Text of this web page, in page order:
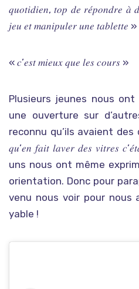
𝑞𝑢𝑜𝑡𝑖𝑑𝑖𝑒𝑛, 𝑡𝑜𝑝 𝑑𝑒 𝑟𝑒́𝑝𝑜𝑛𝑑𝑟𝑒 𝑎̀
𝑗𝑒𝑢 𝑒𝑡 𝑚𝑎𝑛𝑖𝑝𝑢𝑙𝑒𝑟 𝑢𝑛𝑒 𝑡𝑎𝑏𝑙𝑒𝑡𝑡𝑒 »
« 𝑐’𝑒𝑠𝑡 𝑚𝑖𝑒𝑢𝑥 𝑞𝑢𝑒 𝑙𝑒𝑠 𝑐𝑜𝑢𝑟𝑠 »
Plusieurs jeunes nous
une ouverture sur
reconnu qu’ils avaient des
𝑞𝑢’𝑒𝑛 𝑓𝑎𝑖𝑡 𝑙𝑎𝑣𝑒𝑟 𝑑𝑒𝑠 𝑣𝑖𝑡𝑟𝑒𝑠
uns nous ont même
orientation. Donc pour
venu nous voir pour nous
yable !